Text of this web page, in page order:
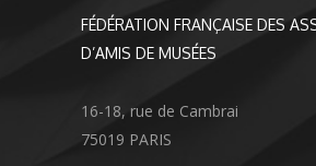
FÉDÉRATION FRANÇAISE DES
D’AMIS DE MUSÉES
16-18, rue de Cambrai
75019 PARIS